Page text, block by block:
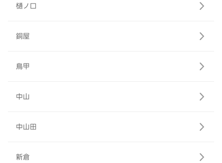
樋ノ口
銅屋
鳥甲
中山
中山田
新倉